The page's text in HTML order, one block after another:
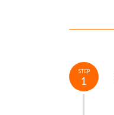
STEP
1